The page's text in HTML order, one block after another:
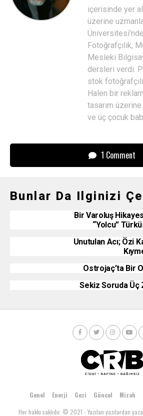
içerisinde yer
üzerine
Fotoğrafçılık,
Mesleki
dersleri verdi.
stok
Halen bir
tasarım üzerine
ve üç çocuk
1 Comment
Bunlar Da Ilginizi
Bir Varoluş
“Yolcu”
Unutulan Acı; Özi
Ostrojaç’ta Bir
Sekiz Soruda Üç
Genel Enerji Gezi Güncel Mizah
Her hakkı saklıdır. © 2021 - Yazılan yazılardan